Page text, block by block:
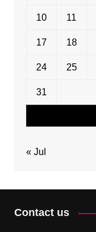
10 11
17 18
24 25
31
« Jul
Contact us